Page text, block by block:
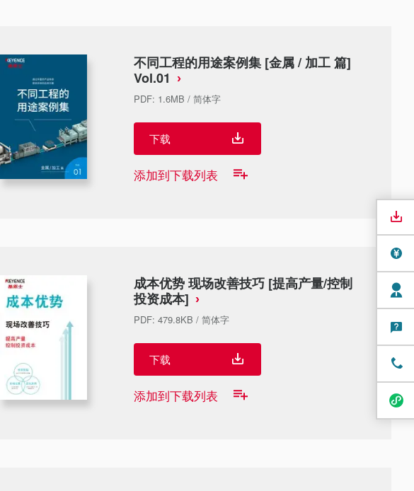
不同工程的用途案例集 [金属 / 加工 篇]
Vol.01
PDF: 1.6MB / 简体字
下载
添加到下载列表
成本优势 现场改善技巧 [提高产量/控制
投资成本]
PDF: 479.8KB / 简体字
下载
添加到下载列表